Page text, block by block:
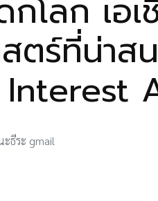
กโลก เอ
สตร์ที่น่า
ธีระ gmail